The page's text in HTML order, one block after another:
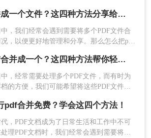
里面有PDF合并这一功能，我们选
后选择PDF合并，添加需要合并的
方法，帮助您将两个PDF文件合并成一
怎么把pdf合并成一个文件？这四种方法分享给你！
，我们经常会遇到需要将多个PDF文件合
，以便更好地管理和分享。那么怎么把pdf
这一任务。
怎么把两个pdf合并成一个？这四种方法帮你轻松搞定！
，经常需要处理多个PDF文件，而有时为
的方便，我们可能希望将这些PDF文件合
法，帮助你轻松地将两个PDF文件合并成
pdf合并免费？学会这四个方法！
，PDF文档成为了日常生活和工作中不可
理PDF文档时，我们经常会遇到需要将多